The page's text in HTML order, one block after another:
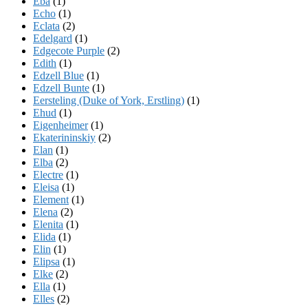
Echo (1)
Eclata (2)
Edelgard (1)
Edgecote Purple (2)
Edith (1)
Edzell Blue (1)
Edzell Bunte (1)
Eersteling (Duke of York, Erstling) (1)
Ehud (1)
Eigenheimer(1)
Ekaterininskiy (2)
Elan (1)
Elba (2)
Electre (1)
Eleisa (1)
Element (1)
Elena (2)
Elenita (1)
Elida (1)
Elin (1)
Elipsa (1)
Elke (2)
Ella (1)
Elles (2)